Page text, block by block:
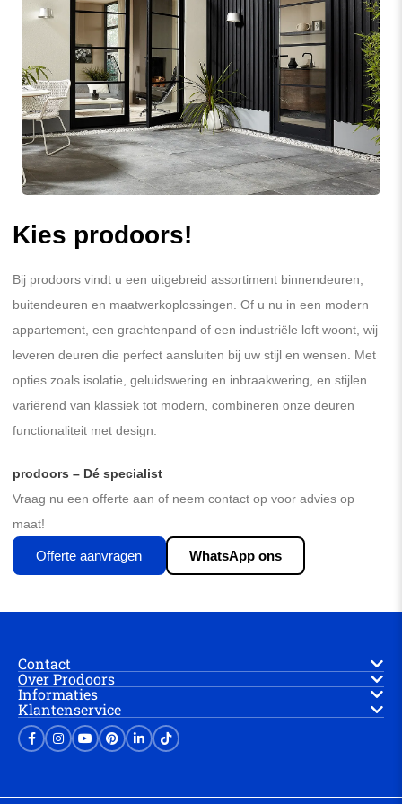
Kies prodoors!
Bij prodoors vindt u een uitgebreid assortiment binnendeuren,
buitendeuren en maatwerkoplossingen. Of u nu in een modern
appartement, een grachtenpand of een industriële loft woont, wij
leveren deuren die perfect aansluiten bij uw stijl en wensen. Met
opties zoals isolatie, geluidswering en inbraakwering, en stijlen
variërend van klassiek tot modern, combineren onze deuren
functionaliteit met design.
prodoors – Dé specialist
Vraag nu een offerte aan of neem contact op voor advies op
maat!
Offerte aanvragen WhatsApp ons
Contact
Over Prodoors
Informaties
Klantenservice